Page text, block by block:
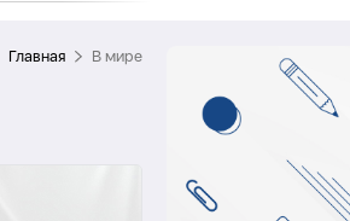
Главная В мире